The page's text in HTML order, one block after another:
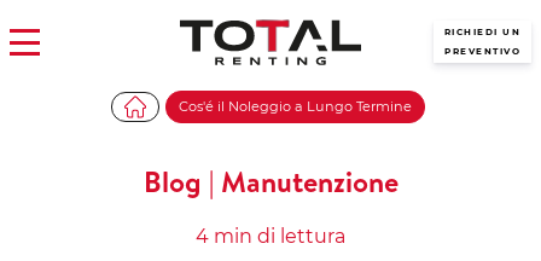
RICHIEDI UN
PREVENTIVO
Cos'é il Noleggio a Lungo Termine
Blog | Manutenzione
4 min di lettura